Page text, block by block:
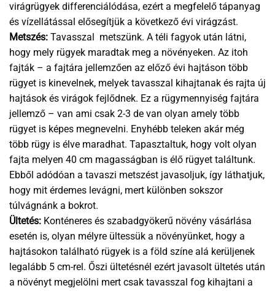
virágrügyek differenciálódása, ezért a megfelelő tápanyag
és vízellátással elősegítjük a következő évi virágzást.
Metszés: Tavasszal metszünk. A téli fagyok után látni,
hogy mely rügyek maradtak meg a növényeken. Az itoh
fajták – a fajtára jellemzően az előző évi hajtáson több
rügyet is kinevelnek, melyek tavasszal kihajtanak és rajta új
hajtások és virágok fejlődnek. Ez a rügymennyiség fajtára
jellemző – van ami csak 2-3 de van olyan amely több
rügyet is képes megnevelni. Enyhébb teleken akár még
több rügy is élve maradhat. Tapasztaltuk, hogy volt olyan
fajta melyen 40 cm magasságban is élő rügyet találtunk.
Ebből adódóan a tavaszi metszést javasoljuk, így láthatjuk,
hogy mit érdemes levágni, mert különben sokszor
túlvágnánk a bokrot.
Ültetés: Konténeres és szabadgyökerű növény vásárlása
esetén is, olyan mélyre ültessük a növényünket, hogy a
hajtásokon található rügyek is a föld színe alá kerüljenek
legalább 5 cm-rel. Őszi ültetésnél ezért javasolt ültetés után
a növényt megjelölni mert csak tavasszal fog kihajtani a